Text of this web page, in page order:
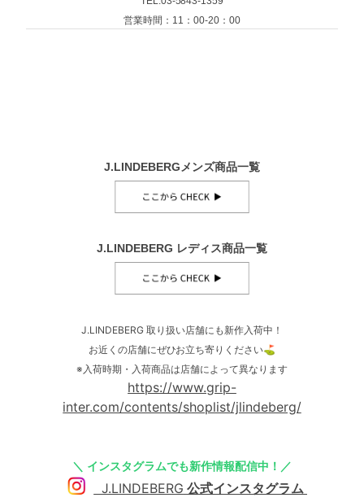
営業時間：11：00-20：00
J.LINDEBERGメンズ商品一覧
J.LINDEBERG レディス商品一覧
J.LINDEBERG 取り扱い店舗にも新作入荷中！
お近くの店舗にぜひお立ち寄りください⛳
※入荷時期・入荷商品は店舗によって異なります
https://www.grip-
inter.com/contents/shoplist/jlindeberg/
＼ インスタグラムでも新作情報配信中！／
J.LINDEBERG 公式インスタグラム